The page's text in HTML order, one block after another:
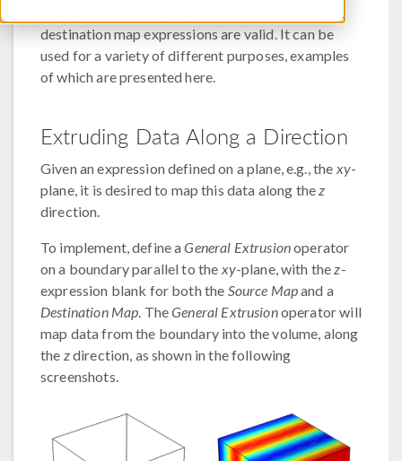
destination map expressions are valid. It can be
used for a variety of different purposes, examples
of which are presented here.
Extruding Data Along a Direction
Given an expression defined on a plane, e.g., the xy-
plane, it is desired to map this data along thez
direction.
To implement, define aGeneral Extrusionoperator
on a boundary parallel to the xy-plane, with thez-
expression blank for both the Source Mapand a
Destination Map. TheGeneral Extrusionoperator will
map data from the boundary into the volume, along
the zdirection, as shown in the following
screenshots.